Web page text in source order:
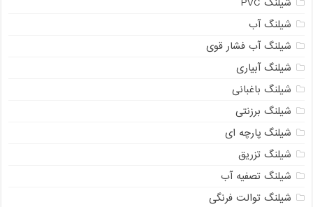
شیلنگ آب
شیلنگ آب فشار قوی
شیلنگ آبیاری
شیلنگ باغبانی
شیلنگ برزنتی
شیلنگ پارچه ای
شیلنگ تزریق
شیلنگ تصفیه آب
شیلنگ توالت فرنگی